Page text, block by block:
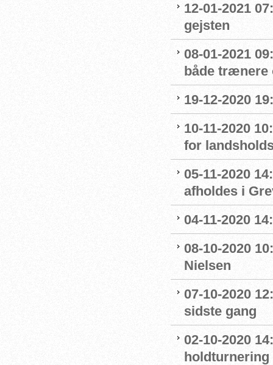
12-01-2021
gejsten
08-01-2021
både
19-12-2020
10-11-2020
for
05-11-2020
afholdes i
04-11-2020
08-10-2020
Nielsen
07-10-2020
sidste gang
02-10-2020
holdturnering